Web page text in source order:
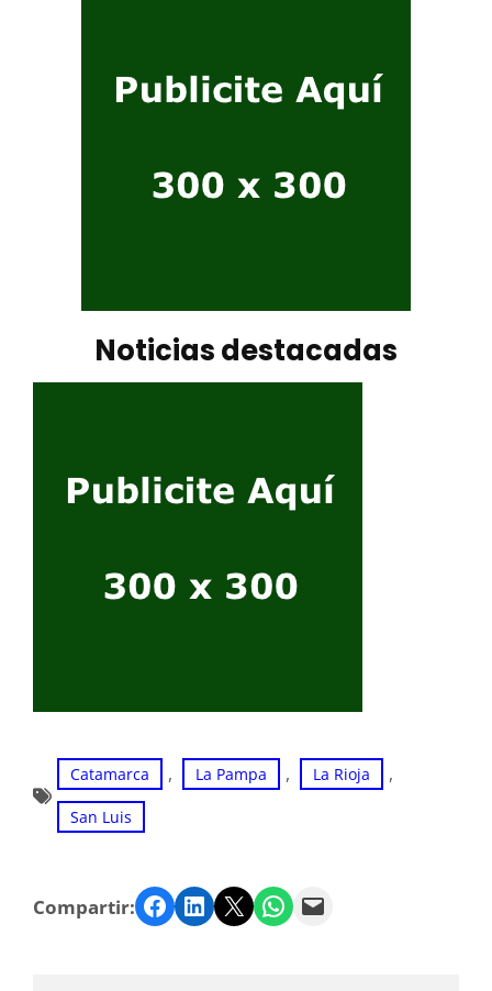
Noticias destacadas
Catamarca , La Pampa , La Rioja ,
San Luis
Compartir: Facebook LinkedIn Twitter WhatsApp Email